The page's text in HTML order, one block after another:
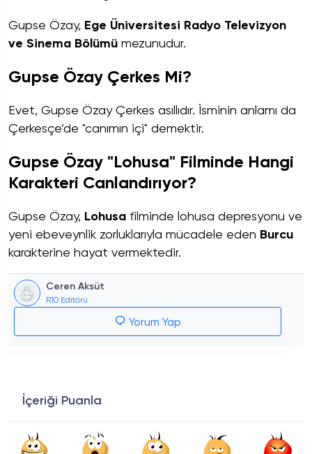
Gupse Özay, Ege Üniversitesi Radyo Televizyon
ve Sinema Bölümü mezunudur.
Gupse Özay Çerkes Mi?
Evet, Gupse Özay Çerkes asıllıdır. İsminin anlamı da
Çerkesçe’de "canımın içi" demektir.
Gupse Özay "Lohusa" Filminde Hangi
Karakteri Canlandırıyor?
Gupse Özay, Lohusa filminde lohusa depresyonu ve
yeni ebeveynlik zorluklarıyla mücadele eden Burcu
karakterine hayat vermektedir.
Ceren Aksüt
R10 Editörü
Yorum Yap
İçeriği Puanla